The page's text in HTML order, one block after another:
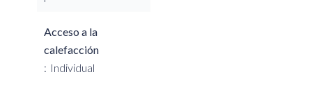
Acceso a la
calefacción
Individual